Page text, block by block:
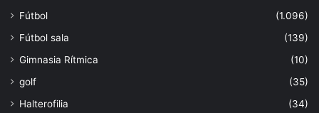
Fútbol
(1.096)
Fútbol sala
(139)
Gimnasia Rítmica
(10)
golf
(35)
Halterofilia
(34)